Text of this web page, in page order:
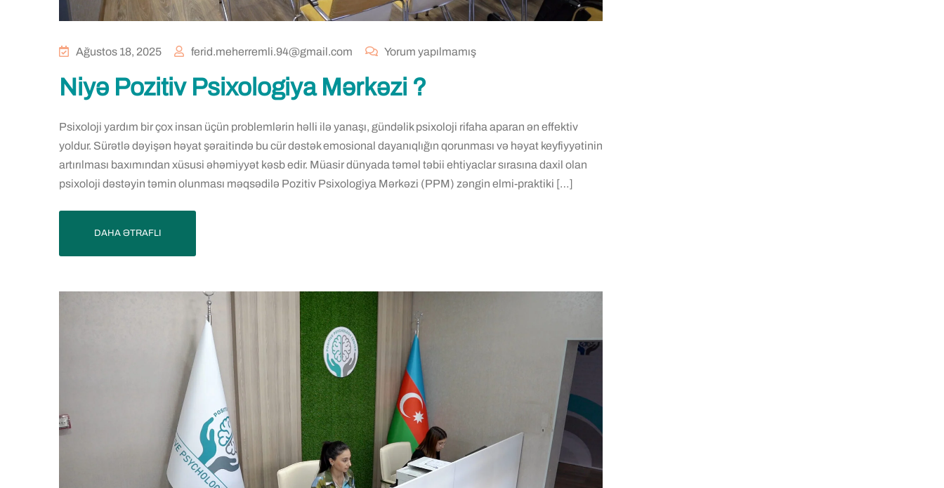
Ağustos 18, 2025 ferid.meherremli.94@gmail.com Yorum yapılmamış
Niyə Pozitiv Psixologiya Mərkəzi ?
Psixoloji yardım bir çox insan üçün problemlərin həlli ilə yanaşı, gündəlik psixoloji rifaha aparan ən effektiv
yoldur. Sürətlə dəyişən həyat şəraitində bu cür dəstək emosional dayanıqlığın qorunması və həyat keyfiyyətinin
artırılması baxımından xüsusi əhəmiyyət kəsb edir. Müasir dünyada təməl təbii ehtiyaclar sırasına daxil olan
psixoloji dəstəyin təmin olunması məqsədilə Pozitiv Psixologiya Mərkəzi (PPM) zəngin elmi-praktiki […]
DAHA ƏTRAFLI